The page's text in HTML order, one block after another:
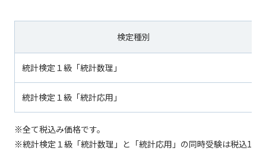
検定種別
統計検定１級「統計数理」
統計検定１級「統計応用」
※全て税込み価格です。
※統計検定１級「統計数理」と「統計応用」の同時受験は税込1